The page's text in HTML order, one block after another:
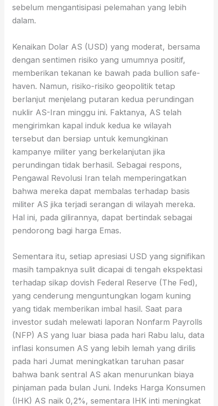
sebelum mengantisipasi pelemahan yang lebih
dalam.
Kenaikan Dolar AS (USD) yang moderat, bersama
dengan sentimen risiko yang umumnya positif,
memberikan tekanan ke bawah pada bullion safe-
haven. Namun, risiko-risiko geopolitik tetap
berlanjut menjelang putaran kedua perundingan
nuklir AS-Iran minggu ini. Faktanya, AS telah
mengirimkan kapal induk kedua ke wilayah
tersebut dan bersiap untuk kemungkinan
kampanye militer yang berkelanjutan jika
perundingan tidak berhasil. Sebagai respons,
Pengawal Revolusi Iran telah memperingatkan
bahwa mereka dapat membalas terhadap basis
militer AS jika terjadi serangan di wilayah mereka.
Hal ini, pada gilirannya, dapat bertindak sebagai
pendorong bagi harga Emas.
Sementara itu, setiap apresiasi USD yang signifikan
masih tampaknya sulit dicapai di tengah ekspektasi
terhadap sikap dovish Federal Reserve (The Fed),
yang cenderung menguntungkan logam kuning
yang tidak memberikan imbal hasil. Saat para
investor sudah melewati laporan Nonfarm Payrolls
(NFP) AS yang luar biasa pada hari Rabu lalu, data
inflasi konsumen AS yang lebih lemah yang dirilis
pada hari Jumat meningkatkan taruhan pasar
bahwa bank sentral AS akan menurunkan biaya
pinjaman pada bulan Juni. Indeks Harga Konsumen
(IHK) AS naik 0,2%, sementara IHK inti meningkat